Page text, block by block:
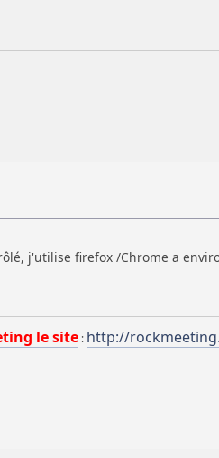
j'utilise firefox /Chrome a
le site: http://